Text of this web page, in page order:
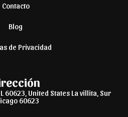
Contacto
Blog
de Privacidad
60623, United States La villita, Sur
60623